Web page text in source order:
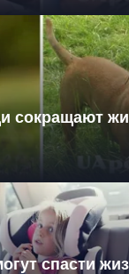
сокращают
спасти